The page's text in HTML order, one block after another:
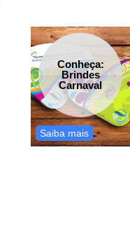
Conheça:
Brindes
Carnaval
Saiba mais